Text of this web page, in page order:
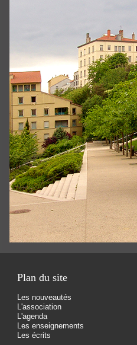
Plan du site
Les nouveautés
L'association
L'agenda
Les enseignements
Les écrits